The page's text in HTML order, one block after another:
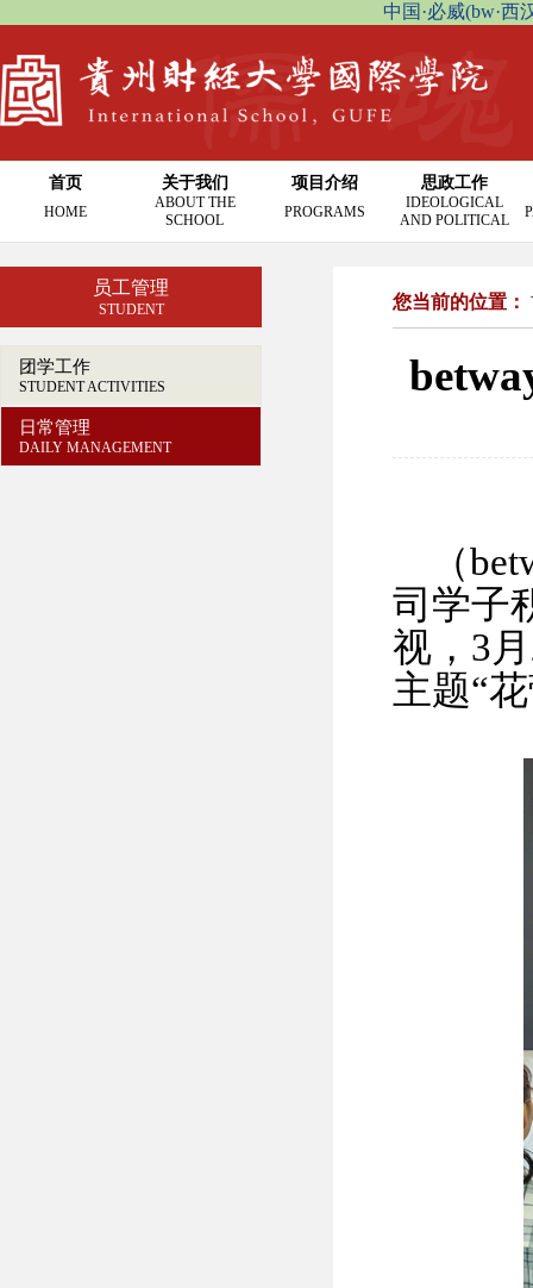
中国·必威(bw·西
首页
HOME
关于我们
ABOUT THE
SCHOOL
项目介绍
PROGRAMS
思政工作
IDEOLOGICAL
AND POLITICAL
员工管理
STUDENT
团学工作
STUDENT ACTIVITIES
日常管理
DAILY MANAGEMENT
您当前的位置：
（
司学子
视，3
主题“